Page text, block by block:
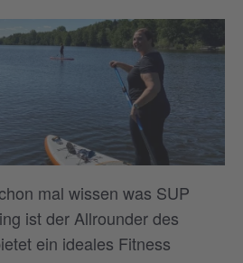
mal wissen was SUP
ist der Allrounder des
ein ideales Fitness